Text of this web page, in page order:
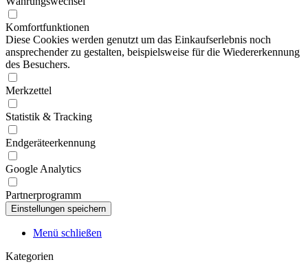
Komfortfunktionen
Diese Cookies werden genutzt um das Einkaufserlebnis noch
ansprechender zu gestalten, beispielsweise für die Wiedererkennung
des Besuchers.
Merkzettel
Statistik & Tracking
Endgeräteerkennung
Google Analytics
Partnerprogramm
Menü schließen
Kategorien